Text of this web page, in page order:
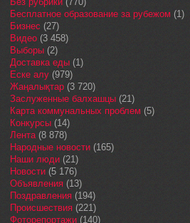
Бесплатное образование за рубежом (1)
Бизнес (27)
Видео (3 458)
Выборы (2)
Доставка еды (1)
Еске алу (979)
Жаңалықтар (3 720)
Заслуженные балхашцы (21)
Карта коммунальных проблем (5)
Конкурсы (14)
Лента(8 878)
Народные новости (165)
Наши люди (21)
Новости (5 176)
Объявления (13)
Поздравления (194)
Происшествия (221)
Фоторепортажи (140)